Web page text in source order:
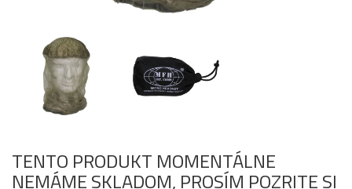
TENTO PRODUKT MOMENTÁLNE
NEMÁME SKLADOM, PROSÍM POZRITE SI